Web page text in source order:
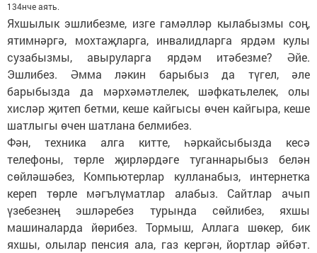
134нче аять.
Яхшылык эшлибезме, изге гамәлләр кылабызмы соң,
ятимнәргә, мохтаҗларга, инвалидларга ярдәм кулы
сузабызмы, авыруларга ярдәм итәбезме? Әйе.
Эшлибез. Әмма ләкин барыбыз да түгел, әле
барыбызда да мәрхәмәтлелек, шәфкатьлелек, олы
хисләр җитеп бетми, кеше кайгысы өчен кайгыра, кеше
шатлыгы өчен шатлана белмибез.
Фән, техника алга китте, һәркайсыбызда кесә
телефоны, төрле җирләрдәге туганнарыбыз белән
сөйләшәбез, Компьютерлар кулланабыз, интернетка
кереп төрле мәгълүматлар алабыз. Сайтлар ачып
үзебезнең эшләребез турында сөйлибез, яхшы
машиналарда йөрибез. Тормыш, Аллага шөкер, бик
яхшы, олылар пенсия ала, газ кергән, йортлар әйбәт.